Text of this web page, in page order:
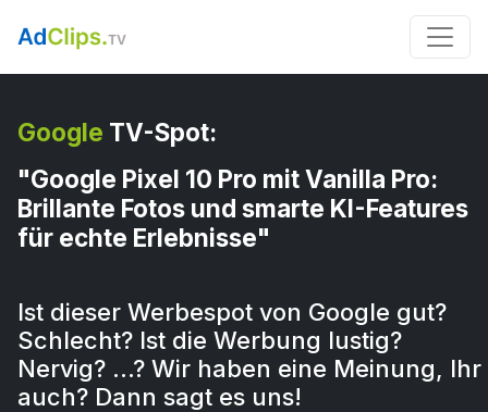
Google TV-Spot:
"Google Pixel 10 Pro mit Vanilla Pro:
Brillante Fotos und smarte KI-Features
für echte Erlebnisse"
Ist dieser Werbespot von Google gut?
Schlecht? Ist die Werbung lustig?
Nervig? …? Wir haben eine Meinung, Ihr
auch? Dann sagt es uns!